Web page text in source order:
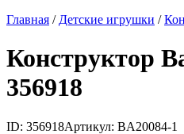
Главная / Детские игрушки /
Конструктор
356918
ID: 356918Артикул: BA20084-1